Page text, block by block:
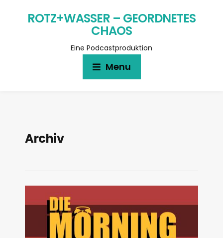
ROTZ+WASSER – GEORDNETES
CHAOS
Eine Podcastproduktion
Menu
Archiv